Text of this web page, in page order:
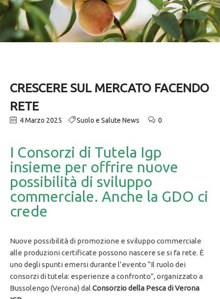
CRESCERE SUL MERCATO FACENDO
RETE
4 Marzo 2025 Suolo e Salute News 0
I Consorzi di Tutela Igp
insieme per offrire nuove
possibilità di sviluppo
commerciale. Anche la GDO ci
crede
Nuove possibilità di promozione e sviluppo commerciale
alle produzioni certificate possono nascere se si fa rete. È
uno degli spunti emersi durante l’evento “Il ruolo dei
consorzi di tutela: esperienze a confronto”, organizzato a
Bussolengo (Verona) dal Consorzio della Pesca di Verona